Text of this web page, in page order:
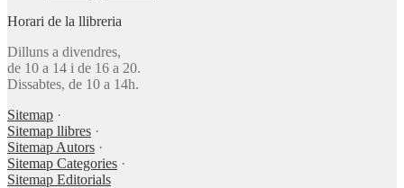
Horari de la llibreria
Dilluns a divendres,
de 10 a 14 i de 16 a 20.
Dissabtes, de 10 a 14h.
Sitemap ·
Sitemap llibres ·
Sitemap Autors ·
Sitemap Categories ·
Sitemap Editorials